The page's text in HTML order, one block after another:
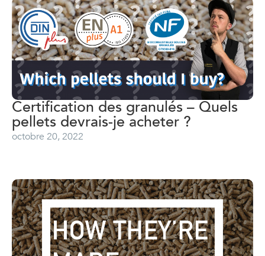
Certification des granulés – Quels
pellets devrais-je acheter ?
octobre 20, 2022